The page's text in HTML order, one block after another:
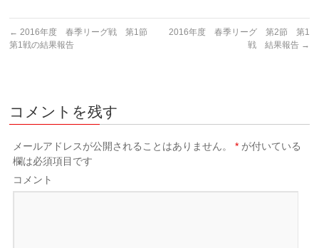
← 2016年度 春季リーグ戦 第1節
第1戦の結果報告
2016年度 春季リーグ 第2節 第1
戦 結果報告 →
コメントを残す
メールアドレスが公開されることはありません。 * が付いている
欄は必須項目です
コメント